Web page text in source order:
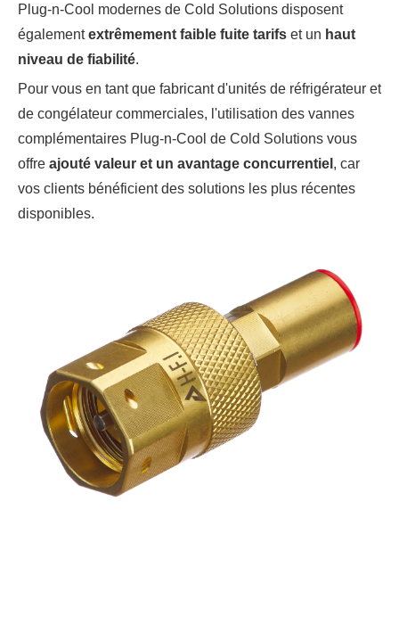
Plug-n-Cool modernes de Cold Solutions disposent
égalementextrêmement faible fuite tarifs et un haut
niveau de fiabilité.
Pour vous en tant que fabricant d'unités de réfrigérateur et
de congélateur commerciales, l'utilisation des vannes
complémentaires Plug-n-Cool de Cold Solutions vous
offre ajouté valeur et un avantage concurrentiel , car
vos clients bénéficient des solutions les plus récentes
disponibles.